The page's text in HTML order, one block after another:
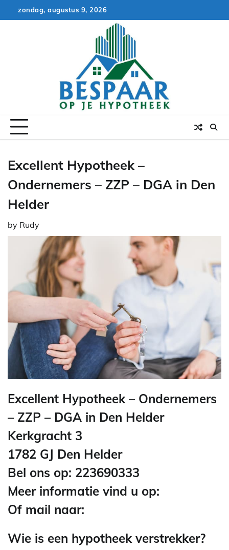
to
zondag, augustus 9, 2026
Excellent Hypotheek –
Ondernemers – ZZP – DGA in Den
Helder
by Rudy
Excellent Hypotheek – Ondernemers
– ZZP – DGA in Den Helder
Kerkgracht 3
1782 GJ Den Helder
Bel ons op: 223690333
Meer informatie vind u op:
Of mail naar:
Wie is een hypotheek verstrekker?